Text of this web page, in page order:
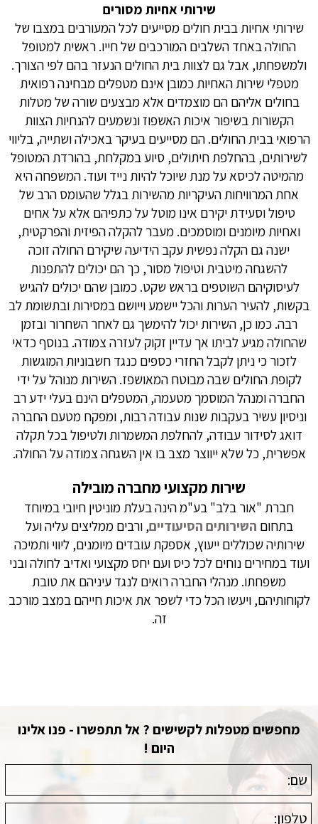
שירותי אחיות מסורים
שירותי אחיות בבית חולים מסייעים לכל המעורבים במצבו של
החולה באחד השלבים המורכבים של חייו. ראשית למטופל
ולמשפחתו, אבל גם לצוות בית החולים הנעזר בהם לפי הצורך.
מטפלי שירות האחיות כמובן אינם מטפלים מבחינה רפואית
בחולים אליהם הם מוצמדים אלא מבצעים שורה של מטלות
הקשורות בשיפור איכות האשפוז ונשמעים להנחיות הצוות
הרפואי בבית החולים. הם מסייעים בעיקר באכילה ושתייה, בליווי
לשירותים, בהחלפת חיתולים, סיוע במקלחת, בהורדת המטופל
מהמיטה לכיסא על מנת שיוכל להיות נייד ועוד. המשפחה היא
אחת המרוויחות העיקריות מהשירות בגלל שהעומס הרב של
טיפול וסעידת יקירם אינו מוטל על כתפיהם אלא על אחים
ואחיות מיומנים ומוסמכים. מעבר להקלה הפיזית והפרקטית,
ישנה גם הקלה נפשית עקב הידיעה שיקירם החולה זוכה
להשגחה מיטבית וטיפול מסור, כך הם יכולים להתפנות
לעיסוקיהם השוטפים בראש שקט. כמובן שהם יכולים להגיש
בקשות, להעיר הערות והכל יישמע וייושם במסירות ובתשומת לב
רבה. כמו כן, השירות יכול להימשך גם לאחר השחרור ובזמן
שהחולה מגיע לביתו אך עדיין זקוק לעזרה צמודה. בנוסף כדאי
לזכור כי ניתן לקבל החזרי כספים כנגד חשבוניות המוגשות
לקופת החולים שבה מבוטח המאושפז. השירות מנוהל על ידי
החברה ומנהל המוסמך מטעמה, המטפלים הינם בעלי ידע רב
וניסיון עשיר בעקבות שנות עבודה רבות, ומפקח מטעם החברה
דואג לסידור עבודה, להחלפת המשמרות ולטיפול בכל תקלה
אפשרית, כל שלא ייווצר מצב בו אין השגחה צמודה על החולה.
שירות מקצועי מחברה מובילה
חברת "אור בלב" בע"מ הינה בעלת מוניטין חיובי במיוחד
בתחום השירותים הסיעודיים, ורבים ממליצים עליה ועל
שירותיה שכוללים ייעוץ, אספקת עובדים מיומנים, ליווי ותמיכה
ועוד במחירים נוחים לכל כיס ועם יחס מקצועי ואדיב לחולה ובני
משפחתו. מנהלי החברה רואים לנגד עיניהם את טובת
לקוחותיהם, ויעשו הכל כדי לשפר את איכות חייהם במצב מורכב
זה.
מחפשים מטפלות לקשישים ? אל תתפשרו - פנו אלינו
היום !